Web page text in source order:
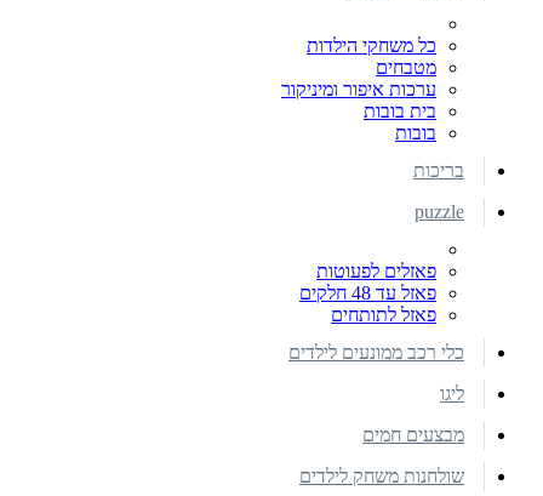
כל משחקי הילדות
מטבחים
ערכות איפור ומיניקור
בית בובות
בובות
בריכות
puzzle
פאזלים לפעוטות
פאזל עד 48 חלקים
פאזל לתותחים
כלי רכב ממונעים לילדים
ליגו
מבצעים חמים
שולחנות משחק לילדים